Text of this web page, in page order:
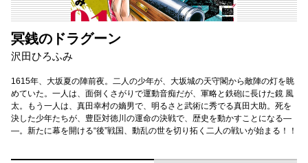
冥銭のドラグーン
沢田ひろふみ
1615年、大坂夏の陣前夜。二人の少年が、大坂城の天守閣から敵陣の灯を眺
めていた。一人は、面倒くさがりで運動音痴だが、軍略と鉄砲に長けた鏡 風
太。もう一人は、真田幸村の嫡男で、明るさと武術に秀でる真田大助。死を
決した少年たちが、豊臣対徳川の運命の決戦で、歴史を動かすことになる―
―。新たに幕を開ける“後”戦国、動乱の世を切り拓く二人の戦いが始まる！！